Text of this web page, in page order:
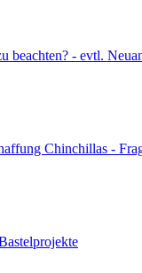
beachten? - evtl.
Chinchillas -